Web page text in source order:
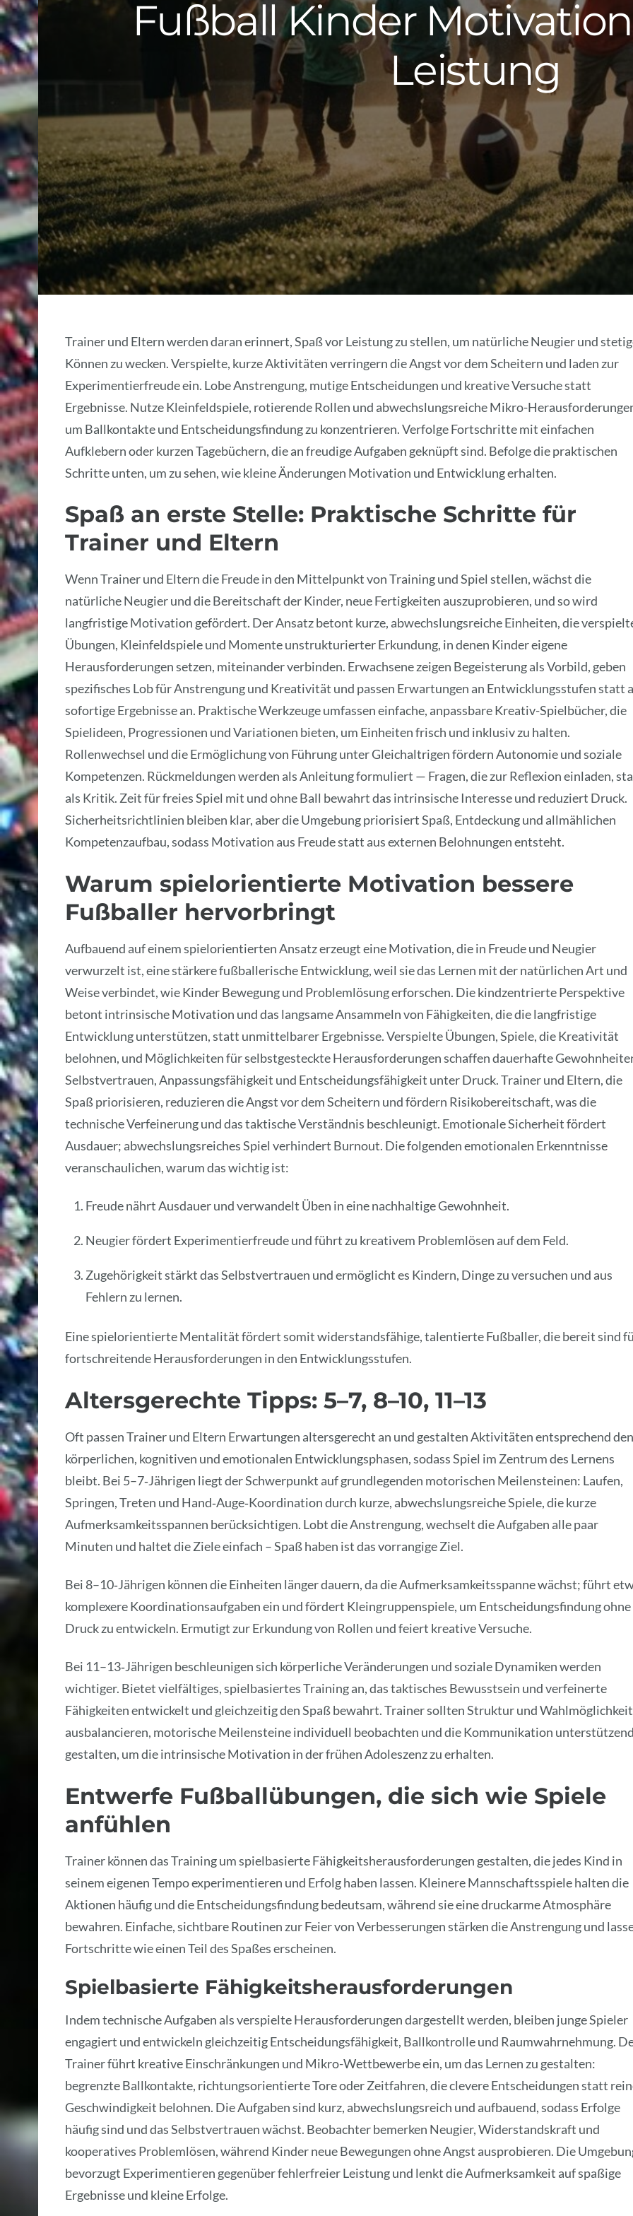
Fußball Kinder
Leistung
Trainer und Eltern werden daran erinnert, Spaß vor Leistung zu stellen, um natürliche Neugier und
Können zu wecken. Verspielte, kurze Aktivitäten verringern die Angst vor dem Scheitern und laden zur
Experimentierfreude ein. Lobe Anstrengung, mutige Entscheidungen und kreative Versuche statt
Ergebnisse. Nutze Kleinfeldspiele, rotierende Rollen und abwechslungsreiche Mikro-
um Ballkontakte und Entscheidungsfindung zu konzentrieren. Verfolge Fortschritte mit einfachen
Aufklebern oder kurzen Tagebüchern, die an freudige Aufgaben geknüpft sind. Befolge die praktischen
Schritte unten, um zu sehen, wie kleine Änderungen Motivation und Entwicklung erhalten.
Spaß an erste Stelle: Praktische Schritte für
Trainer und Eltern
Wenn Trainer und Eltern die Freude in den Mittelpunkt von Training und Spiel stellen, wächst die
natürliche Neugier und die Bereitschaft der Kinder, neue Fertigkeiten auszuprobieren, und so wird
langfristige Motivation gefördert. Der Ansatz betont kurze, abwechslungsreiche Einheiten, die
Übungen, Kleinfeldspiele und Momente unstrukturierter Erkundung, in denen Kinder eigene
Herausforderungen setzen, miteinander verbinden. Erwachsene zeigen Begeisterung als Vorbild, geben
spezifisches Lob für Anstrengung und Kreativität und passen Erwartungen an Entwicklungsstufen statt
sofortige Ergebnisse an. Praktische Werkzeuge umfassen einfache, anpassbare Kreativ-Spielbücher, die
Spielideen, Progressionen und Variationen bieten, um Einheiten frisch und inklusiv zu halten.
Rollenwechsel und die Ermöglichung von Führung unter Gleichaltrigen fördern Autonomie und soziale
Kompetenzen. Rückmeldungen werden als Anleitung formuliert — Fragen, die zur Reflexion einladen,
als Kritik. Zeit für freies Spiel mit und ohne Ball bewahrt das intrinsische Interesse und reduziert Druck.
Sicherheitsrichtlinien bleiben klar, aber die Umgebung priorisiert Spaß, Entdeckung und allmählichen
Kompetenzaufbau, sodass Motivation aus Freude statt aus externen Belohnungen entsteht.
Warum spielorientierte Motivation bessere
Fußballer hervorbringt
Aufbauend auf einem spielorientierten Ansatz erzeugt eine Motivation, die in Freude und Neugier
verwurzelt ist, eine stärkere fußballerische Entwicklung, weil sie das Lernen mit der natürlichen Art und
Weise verbindet, wie Kinder Bewegung und Problemlösung erforschen. Die kindzentrierte Perspektive
betont intrinsische Motivation und das langsame Ansammeln von Fähigkeiten, die die langfristige
Entwicklung unterstützen, statt unmittelbarer Ergebnisse. Verspielte Übungen, Spiele, die Kreativität
belohnen, und Möglichkeiten für selbstgesteckte Herausforderungen schaffen dauerhafte
Selbstvertrauen, Anpassungsfähigkeit und Entscheidungsfähigkeit unter Druck. Trainer und Eltern, die
Spaß priorisieren, reduzieren die Angst vor dem Scheitern und fördern Risikobereitschaft, was die
technische Verfeinerung und das taktische Verständnis beschleunigt. Emotionale Sicherheit fördert
Ausdauer; abwechslungsreiches Spiel verhindert Burnout. Die folgenden emotionalen Erkenntnisse
veranschaulichen, warum das wichtig ist:
Freude nährt Ausdauer und verwandelt Üben in eine nachhaltige Gewohnheit.
Neugier fördert Experimentierfreude und führt zu kreativem Problemlösen auf dem Feld.
Zugehörigkeit stärkt das Selbstvertrauen und ermöglicht es Kindern, Dinge zu versuchen und aus
Fehlern zu lernen.
Eine spielorientierte Mentalität fördert somit widerstandsfähige, talentierte Fußballer, die bereit sind
fortschreitende Herausforderungen in den Entwicklungsstufen.
Altersgerechte Tipps: 5–7, 8–10, 11–13
Oft passen Trainer und Eltern Erwartungen altersgerecht an und gestalten Aktivitäten entsprechend den
körperlichen, kognitiven und emotionalen Entwicklungsphasen, sodass Spiel im Zentrum des Lernens
bleibt. Bei 5–7‑Jährigen liegt der Schwerpunkt auf grundlegenden motorischen Meilensteinen: Laufen,
Springen, Treten und Hand‑Auge‑Koordination durch kurze, abwechslungsreiche Spiele, die kurze
Aufmerksamkeitsspannen berücksichtigen. Lobt die Anstrengung, wechselt die Aufgaben alle paar
Minuten und haltet die Ziele einfach – Spaß haben ist das vorrangige Ziel.
Bei 8–10‑Jährigen können die Einheiten länger dauern, da die Aufmerksamkeitsspanne wächst; führt
komplexere Koordinationsaufgaben ein und fördert Kleingruppenspiele, um Entscheidungsfindung ohne
Druck zu entwickeln. Ermutigt zur Erkundung von Rollen und feiert kreative Versuche.
Bei 11–13‑Jährigen beschleunigen sich körperliche Veränderungen und soziale Dynamiken werden
wichtiger. Bietet vielfältiges, spielbasiertes Training an, das taktisches Bewusstsein und verfeinerte
Fähigkeiten entwickelt und gleichzeitig den Spaß bewahrt. Trainer sollten Struktur und
ausbalancieren, motorische Meilensteine individuell beobachten und die Kommunikation
gestalten, um die intrinsische Motivation in der frühen Adoleszenz zu erhalten.
Entwerfe Fußballübungen, die sich wie Spiele
anfühlen
Trainer können das Training um spielbasierte Fähigkeitsherausforderungen gestalten, die jedes Kind in
seinem eigenen Tempo experimentieren und Erfolg haben lassen. Kleinere Mannschaftsspiele halten die
Aktionen häufig und die Entscheidungsfindung bedeutsam, während sie eine druckarme Atmosphäre
bewahren. Einfache, sichtbare Routinen zur Feier von Verbesserungen stärken die Anstrengung und
Fortschritte wie einen Teil des Spaßes erscheinen.
Spielbasierte Fähigkeitsherausforderungen
Indem technische Aufgaben als verspielte Herausforderungen dargestellt werden, bleiben junge Spieler
engagiert und entwickeln gleichzeitig Entscheidungsfähigkeit, Ballkontrolle und Raumwahrnehmung.
Trainer führt kreative Einschränkungen und Mikro-Wettbewerbe ein, um das Lernen zu gestalten:
begrenzte Ballkontakte, richtungsorientierte Tore oder Zeitfahren, die clevere Entscheidungen statt
Geschwindigkeit belohnen. Die Aufgaben sind kurz, abwechslungsreich und aufbauend, sodass Erfolge
häufig sind und das Selbstvertrauen wächst. Beobachter bemerken Neugier, Widerstandskraft und
kooperatives Problemlösen, während Kinder neue Bewegungen ohne Angst ausprobieren. Die
bevorzugt Experimentieren gegenüber fehlerfreier Leistung und lenkt die Aufmerksamkeit auf spaßige
Ergebnisse und kleine Erfolge.